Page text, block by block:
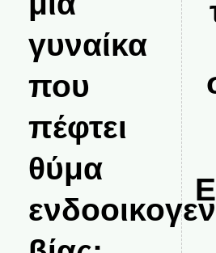
γυναίκα
που
πέφτει
θύμα